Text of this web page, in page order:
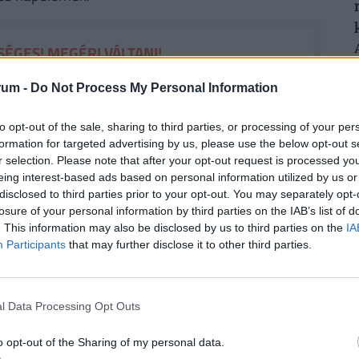
- Do Not Process My Personal Information
opt-out of the sale, sharing to third parties, or processing of your
for targeted advertising by us, please use the below opt-out
selection. Please note that after your opt-out request is processed
interest-based ads based on personal information utilized by us
to third parties prior to your opt-out. You may separately
of your personal information by third parties on the IAB’s list of
This information may also be disclosed by us to third parties on the
Participants that may further disclose it to other third parties.
Data Processing Opt Outs
opt-out of the Sharing of my personal data.
MEGÉRI VÁLTANI!
számlavezetés. APénzcentrum
lehetnek. Nemrég három pénzintézet is
a Raiffeisen Bank, valamint az UniCredit Bank
. Nézz szét a friss számlacsomagok között,
(x)
azonban eltérnek abban a tekintetben, hogy az
biztosítanak a vevők számára. György
jobb megoldást jelenthetnek az olcsóbb, de
szórt fényben is stabilabban működnek.